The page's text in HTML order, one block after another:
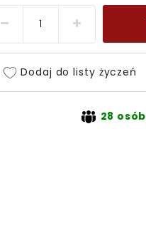
Dodaj do listy życzeń
28 osób